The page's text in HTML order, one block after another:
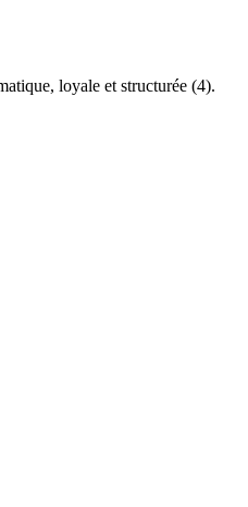
loyale et structurée (4).